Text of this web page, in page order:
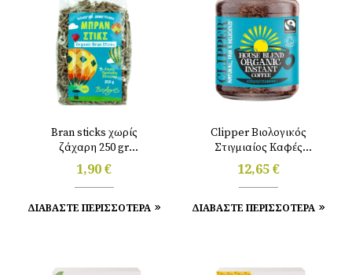
Bran sticks χωρίς
ζάχαρη 250 gr
Βιοαγρός
1,90€
ΔΙΑΒΑΣΤΕ ΠΕΡΙΣΣΟΤΕΡΑ
Clipper Βιολογικός
Στιγμιαίος Καφές
Freeze Dried 100g
12,65€
ΔΙΑΒΑΣΤΕ ΠΕΡΙΣΣΟΤΕΡΑ